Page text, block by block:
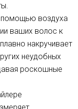
помощью воздуха
ваших волос к
накручивает
неудобных
роскошные